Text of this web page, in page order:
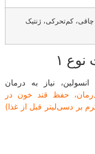
کم‌تحرکی، ژنتیک
۱
نیاز به درمان
حفظ قند خون در
۱۳۰ میلی‌گرم بر دسی‌لیتر قبل از غذا)